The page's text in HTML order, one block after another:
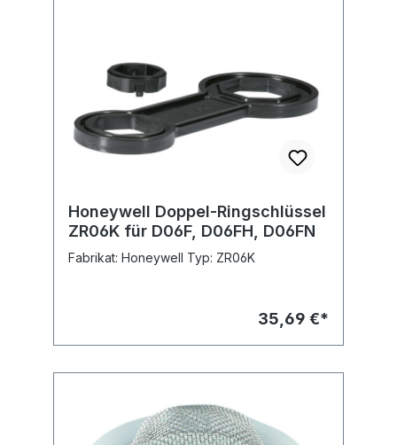
Honeywell Doppel-Ringschlüssel
ZR06K für D06F, D06FH, D06FN
Fabrikat: Honeywell Typ: ZR06K
35,69 €*